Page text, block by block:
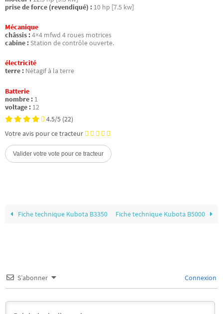
prise de force (revendiqué) : 10 hp [7.5 kw]
Mécanique
châssis :4×4 mfwd 4 roues motrices
cabine : Station de contrôle ouverte.
électricité
terre : Nétagif à la terre
Batterie
nombre : 1
voltage : 12
4.5/5 (22)
Votre avis pour ce tracteur
Fiche technique Kubota B3350 Fiche technique Kubota B5000
S’abonner Connexion